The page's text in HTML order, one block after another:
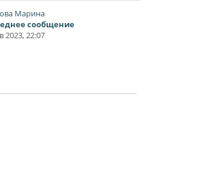
Марина
сообщение
2023, 22:07